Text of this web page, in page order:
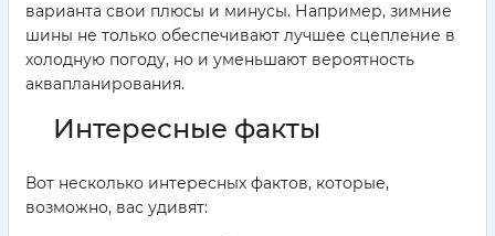
варианта свои плюсы и минусы. Например, зимние
шины не только обеспечивают лучшее сцепление в
холодную погоду, но и уменьшают вероятность
аквапланирования.
Интересные факты
Вот несколько интересных фактов, которые,
возможно, вас удивят: